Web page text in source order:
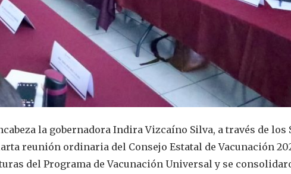
la gobernadora Indira Vizcaíno Silva, a través de los
reunión ordinaria del Consejo Estatal de Vacunación
del Programa de Vacunación Universal y se